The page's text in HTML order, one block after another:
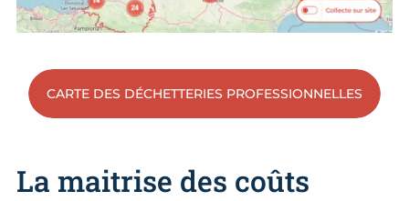
CARTE DES DÉCHETTERIES PROFESSIONNELLES
La maitrise des coûts